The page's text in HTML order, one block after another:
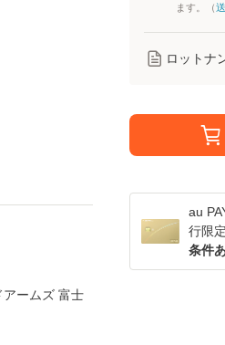
ます。（
ロットナ
au
行限定
条件
ームズ 富士